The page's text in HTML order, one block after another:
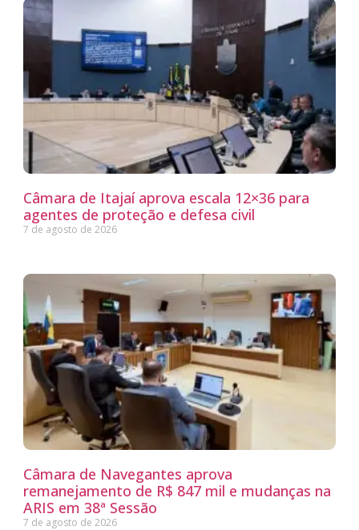
Câmara de Itajaí aprova escala 12×36 para
agentes de proteção e defesa civil
7 de agosto de 2026
Câmara de Navegantes aprova
remanejamento de R$ 847 mil e mudanças na
ARIS em 38ª Sessão
7 de agosto de 2026